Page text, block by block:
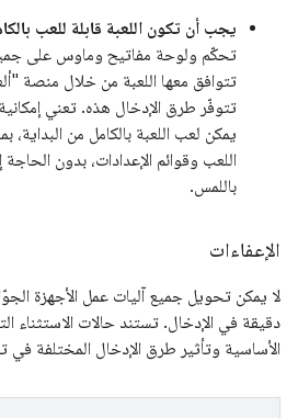
يجب أن تكون اللعبة قابلة للعب
تحكّم ولوحة مفاتيح وماوس على
تتوفّر طرق الإدخال هذه. تعني إمكانية
يمكن لعب اللعبة بالكامل من البداية،
اللعب وقوائم الإعدادات، بدون
باللمس.
الإعفاءات
لا يمكن تحويل جميع آليات عمل الأجهزة
دقيقة في الإدخال. تستند حالات الاستثناء
الأساسية وتأثير طرق الإدخال المختلفة في